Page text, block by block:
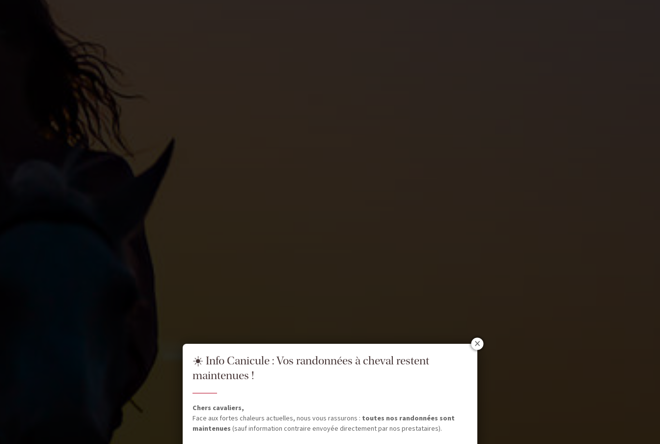
☀️ Info Canicule : Vos randonnées à cheval restent
maintenues !
Chers cavaliers,
Face aux fortes chaleurs actuelles, nous vous rassurons : toutes nos randonnées sont
maintenues (sauf information contraire envoyée directement par nos prestataires).